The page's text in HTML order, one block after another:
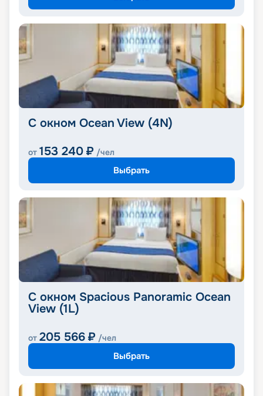
С окном Ocean View (4N)
от 153 240 ₽ /чел
Выбрать
С окном Spacious Panoramic Ocean
View (1L)
от 205 566 ₽ /чел
Выбрать